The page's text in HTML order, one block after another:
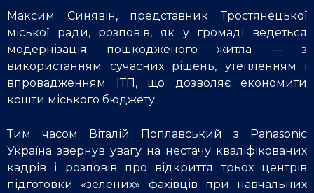
Максим Синявін, представник Тростянецької
міської ради, розповів, як у громаді ведеться
модернізація пошкодженого житла — з
використанням сучасних рішень, утепленням і
впровадженням ІТП, що дозволяє економити
кошти міського бюджету.
Тим часом Віталій Поплавський з Panasonic
Україна звернув увагу на нестачу кваліфікованих
кадрів і розповів про відкриття трьох центрів
підготовки «зелених» фахівців при навчальних